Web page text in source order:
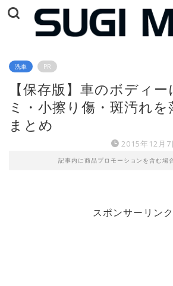
洗車 PR
【保存版】車のボディ
ミ・小擦り傷・斑汚れ
まとめ
2015年12月7
記事内に商品プロモーションを含む場
スポンサーリンク